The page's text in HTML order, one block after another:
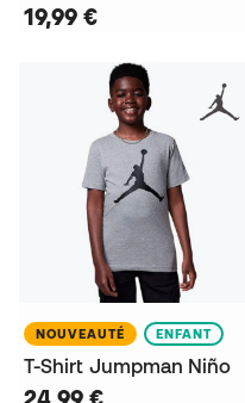
19,99 €
NOUVEAUTÉ ENFANT
T-Shirt Jumpman Niño